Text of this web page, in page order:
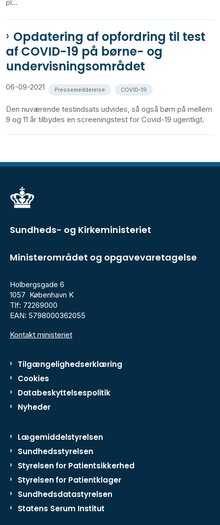
pl...
Opdatering af opfordring til test
af COVID-19 på børne- og
undervisningsområdet
06-09-2021 Pressemeddelelse COVID-19
Den nuværende testindsats udvides, så også børn på mellem
9 og 11 år tilbydes en screeningstest for Covid-19 ugentligt.
Sundheds- og Kirkeministeriet
Ministerområdet og opgavevaretagelse
Holbergsgade 6
1057 København K
Tlf: 72269000
EAN: 5798000362055
Kontakt ministeriet
Tilgængelighedserklæring
Cookies
Databeskyttelsespolitik
Nyheder
Lægemiddelstyrelsen
Sundhedsstyrelsen
Styrelsen for Patientsikkerhed
Styrelsen for Patientklager
Sundhedsdatastyrelsen
Statens Serum Institut